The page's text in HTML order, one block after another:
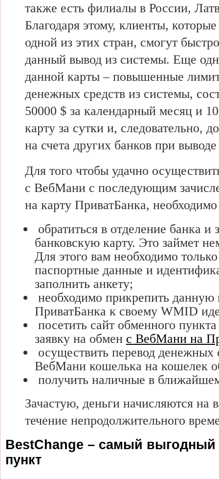
также есть филиалы в России,
Благодаря этому, клиенты, которые
одной из этих стран, смогут
данный вывод из системы. Еще
данной карты – повышенные
денежных средств из системы,
50000 $ за календарный месяц и
карту за сутки и, следовательно,
на счета других банков при
Для того чтобы удачно
с ВебМани с последующим
на карту ПриватБанка,
обратиться в отделение банка и
банковскую карту. Это займет
Для этого вам необходимо
паспортные данные и
заполнить анкету;
необходимо прикрепить данную
ПриватБанка к своему WMID
посетить сайт обменного
заявку на обмен с ВебМани на
осуществить перевод денежных
ВебМани кошелька на кошелек
получить наличные в
Зачастую, деньги начисляются на
течение непродолжительного
BestChange – самый
пункт